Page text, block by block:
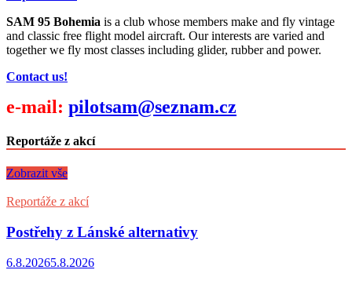
SAM 95 Bohemia is a club whose members make and fly vintage
and classic free flight model aircraft. Our interests are varied and
together we fly most classes including glider, rubber and power.
Contact us!
e-mail: pilotsam@seznam.cz
Reportáže z akcí
Zobrazit vše
Reportáže z akcí
Postřehy z Lánské alternativy
6.8.20265.8.2026